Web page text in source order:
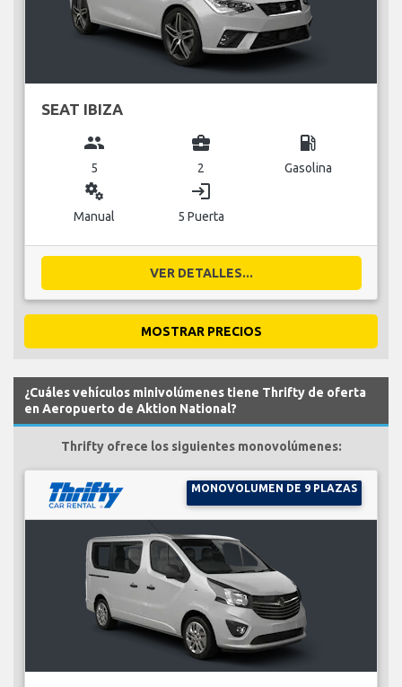
SEAT IBIZA
group
5
business_center
2
local_gas_station
Gasolina
miscellaneous_services
Manual
login
5 Puerta
VER DETALLES...
MOSTRAR PRECIOS
¿Cuáles vehículos minivolúmenes tiene Thrifty de oferta
en Aeropuerto de Aktion National?
Thrifty ofrece los siguientes monovolúmenes:
MONOVOLUMEN DE 9 PLAZAS